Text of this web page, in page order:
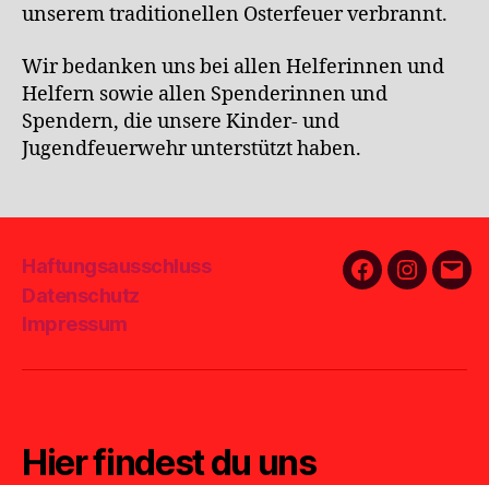
unserem traditionellen Osterfeuer verbrannt.
Wir bedanken uns bei allen Helferinnen und
Helfern sowie allen Spenderinnen und
Spendern, die unsere Kinder- und
Jugendfeuerwehr unterstützt haben.
Haftungsausschluss
Datenschutz
Impressum
FacebookE-
Hier findest du uns